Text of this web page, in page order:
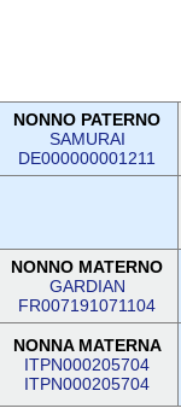
NONNO PATERNO
SAMURAI
DE000000001211
NONNO MATERNO
GARDIAN
FR007191071104
NONNA MATERNA
ITPN000205704
ITPN000205704